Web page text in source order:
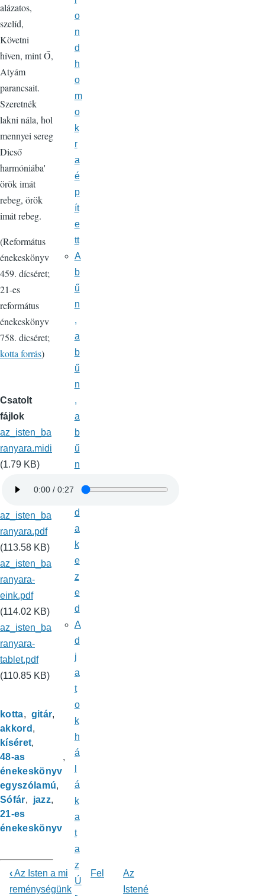
alázatos,
szelíd,
Követni
híven, mint Ő,
Atyám
parancsait.
Szeretnék
lakni nála, hol
mennyei sereg
Dicső
harmóniába'
örök imát
rebeg, örök
imát rebeg.
(Református
énekeskönyv
459. dícséret;
21-es
református
énekeskönyv
758. dicséret;
kotta forrás)
Csatolt
fájlok
az_isten_ba
ranyara.midi
(1.79 KB)
az_isten_ba
ranyara.pdf
(113.58 KB)
az_isten_ba
ranyara-
eink.pdf
(114.02 KB)
az_isten_ba
ranyara-
tablet.pdf
(110.85 KB)
kotta
gitár
akkord
kíséret
48-as
énekeskönyv
egyszólamú
Sófár
jazz
21-es
énekeskönyv
Könyv
‹Az Isten a mi
reménységünk
Fel
Az
Istené
o
n
d
h
o
m
o
k
r
a
é
p
ít
e
tt
A
b
ű
n
,
a
b
ű
n
,
a
b
ű
n
d
a
k
e
z
e
d
A
d
j
a
t
o
k
h
á
á
k
a
t
a
z
Ú